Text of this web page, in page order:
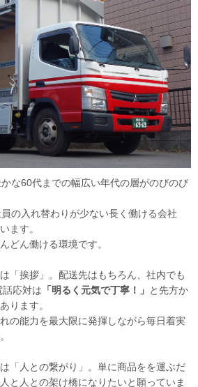
な60代までの幅広い年代の層がのびのび
の入れ替わりが少ない長く働ける会社
ます。
どん働ける環境です。
「挨拶」。配送先はもちろん、社内でも
応対は 「明るく元気で丁寧！」 と先方か
ります。
の能力を最大限に発揮しながら毎日着実
「人との繋がり」。単に商品をを運ぶだ
と人との架け橋になりたいと願っていま